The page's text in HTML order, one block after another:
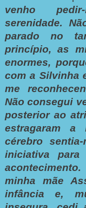
venho
serenidade.
parado no
princípio, as
enormes,
com a Silvinha
me
Não consegui
posterior ao
estragaram a
cérebro
iniciativa para
minha mãe
infância e,